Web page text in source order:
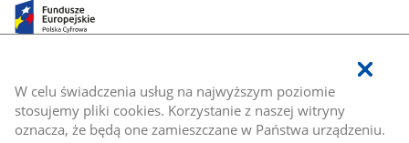
W celu świadczenia usług na najwyższym poziomie
stosujemy pliki cookies. Korzystanie z naszej witryny
oznacza, że będą one zamieszczane w Państwa urządzeniu.